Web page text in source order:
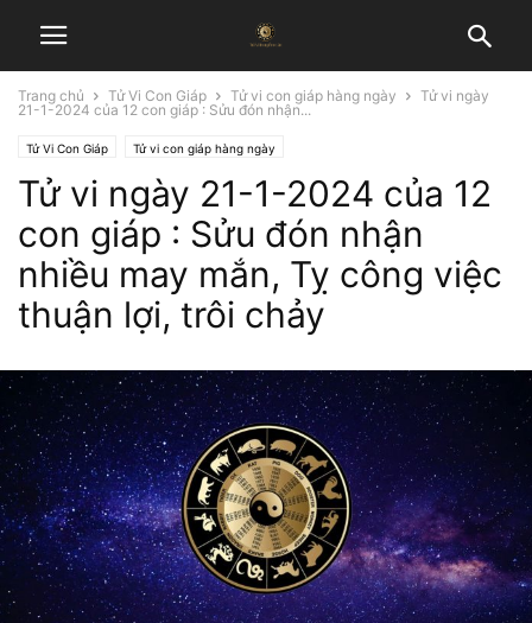
Trang chủ Tử Vi Con Giáp Tử vi con giáp hàng ngày
Tử vi ngày
21-1-2024 của 12 con giáp : Sửu đón nhận...
Tử Vi Con Giáp Tử vi con giáp hàng ngày
Tử vi ngày 21-1-2024 của 12
con giáp : Sửu đón nhận
nhiều may mắn, Tỵ công việc
thuận lợi, trôi chảy